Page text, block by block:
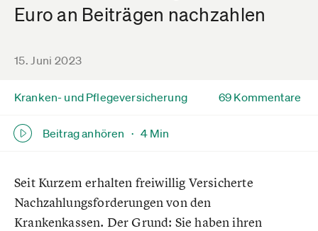
Euro an Beiträgen nachzahlen
15. Juni 2023
Kranken- und Pflegeversicherung
Beitrag anhören · 4 Min
69 Kommentare
Seit Kurzem erhalten freiwillig Versicherte
Nachzahlungsforderungen von den
Krankenkassen. Der Grund: Sie haben ihren